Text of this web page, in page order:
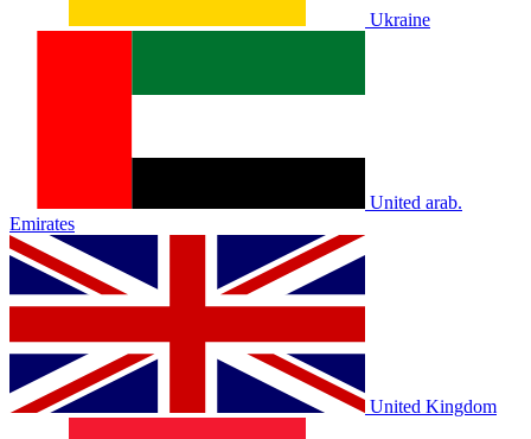
Ukraine
United arab.
Emirates
United Kingdom